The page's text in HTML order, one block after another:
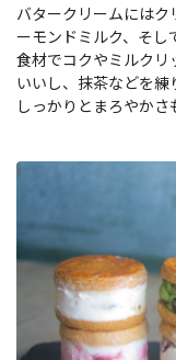
バタークリームには
ーモンドミルク、そ
食材でコクやミルクリ
いいし、抹茶などを
しっかりとまろやかさ